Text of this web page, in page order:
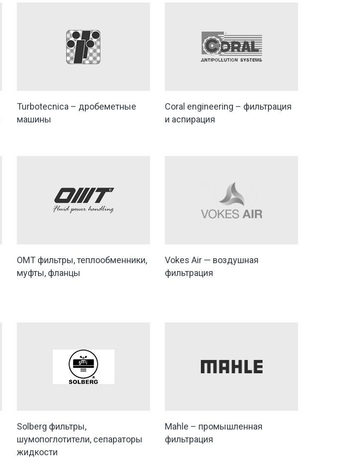
Turbotecnica – дробеметные
машины
Coral engineering – фильтрация
и аспирация
OMT фильтры, теплообменники,
муфты, фланцы
Vokes Air — воздушная
фильтрация
Solberg фильтры,
шумопоглотители, сепараторы
жидкости
Mahle – промышленная
фильтрация